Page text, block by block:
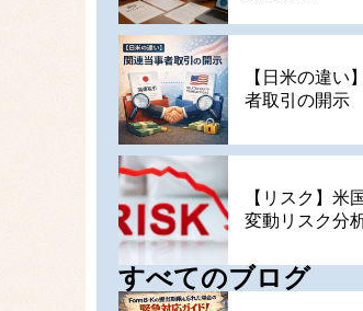
【日米の違い
者取引の開示
【リスク】米
変動リスク分
すべてのブログ